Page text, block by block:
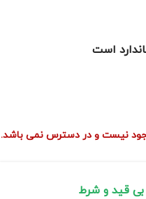
است
نیست و در دسترس نمی باشد.